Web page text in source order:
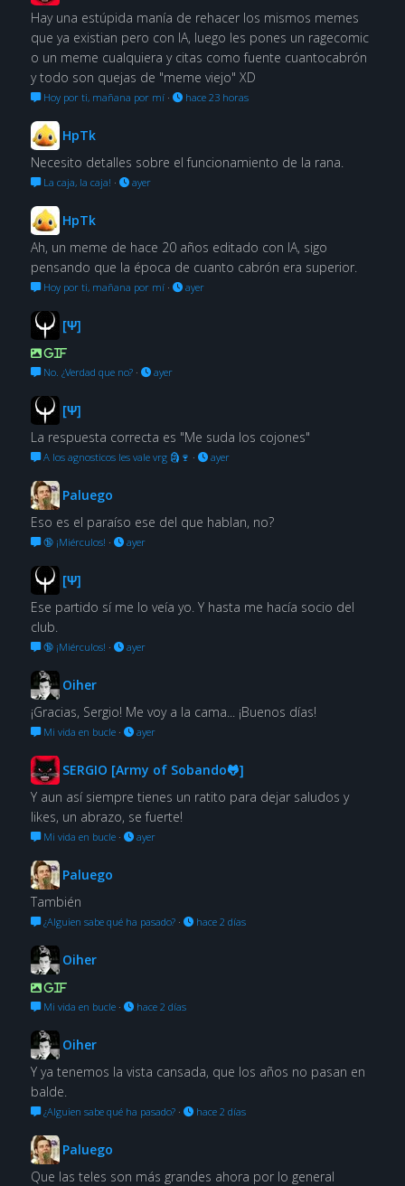
Hay una estúpida manía de rehacer los mismos memes
que ya existian pero con IA, luego les pones un ragecomic
o un meme cualquiera y citas como fuente cuantocabrón
y todo son quejas de "meme viejo" XD
Hoy por ti, mañana por mí· hace 23 horas
HpTk
Necesito detalles sobre el funcionamiento de la rana.
La caja, la caja! · ayer
HpTk
Ah, un meme de hace 20 años editado con IA, sigo
pensando que la época de cuanto cabrón era superior.
Hoy por ti, mañana por mí· ayer
[Ψ]
GIF
No. ¿Verdad que no?· ayer
[Ψ]
La respuesta correcta es "Me suda los cojones"
A los agnosticos les vale vrg 🗿🍷 · ayer
Paluego
Eso es el paraíso ese del que hablan, no?
🔞 ¡Miérculos! · ayer
[Ψ]
Ese partido sí me lo veía yo. Y hasta me hacía socio del
club.
🔞 ¡Miérculos! · ayer
Oiher
¡Gracias, Sergio! Me voy a la cama... ¡Buenos días!
Mi vida en bucle· ayer
SERGIO [Army of Sobando🐸]
Y aun así siempre tienes un ratito para dejar saludos y
likes, un abrazo, se fuerte!
Mi vida en bucle· ayer
Paluego
También
¿Alguien sabe qué ha pasado?· hace 2 días
Oiher
GIF
Mi vida en bucle· hace 2 días
Oiher
Y ya tenemos la vista cansada, que los años no pasan en
balde.
¿Alguien sabe qué ha pasado?· hace 2 días
Paluego
Que las teles son más grandes ahora por lo general